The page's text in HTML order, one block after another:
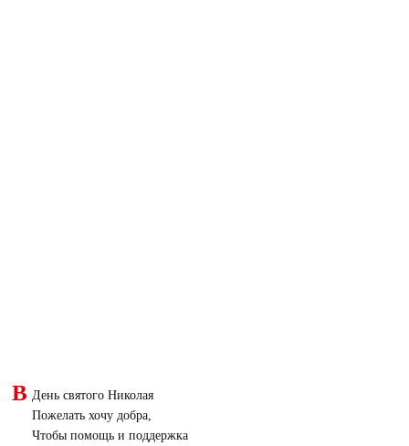
В День святого Николая
Пожелать хочу добра,
Чтобы помощь и поддержка